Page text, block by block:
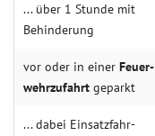
... über 1 Stunde mit
Behin­­derung
vor oder in einer Feuer­­
wehrzu­­fahrt geparkt
... dabei Einsatz­­­fahr­­